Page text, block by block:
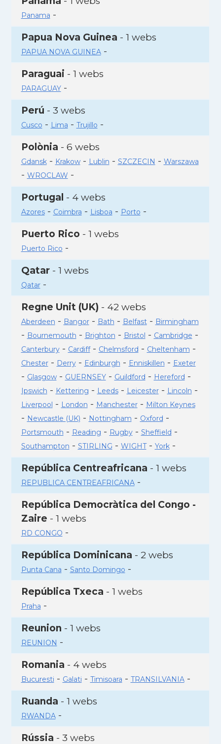
Panama -
Papua Nova Guinea - 1 webs
PAPUA NOVA GUINEA-
Paraguai - 1 webs
PARAGUAY-
Perú - 3 webs
Cusco - Lima - Trujillo -
Polònia - 6 webs
Gdansk- Krakow- Lublin - SZCZECIN - Warszawa
- WROCLAW -
Portugal - 4 webs
Azores- Coimbra - Lisboa - Porto -
Puerto Rico - 1 webs
Puerto Rico -
Qatar- 1 webs
Qatar-
Regne Unit (UK) - 42 webs
Aberdeen - Bangor- Bath - Belfast- Birmingham
- Bournemouth - Brighton - Bristol - Cambridge -
Canterbury- Cardiff- Chelmsford - Cheltenham -
Chester- Derry- Edinburgh - Enniskillen - Exeter
- Glasgow- GUERNSEY- Guildford - Hereford -
Ipswich - Kettering - Leeds- Leicester- Lincoln -
Liverpool - London - Manchester- Milton Keynes
- Newcastle (UK) - Nottingham - Oxford -
Portsmouth - Reading - Rugby- Sheffield -
Southampton - STIRLING - WIGHT- York-
República Centreafricana - 1 webs
REPUBLICA CENTREAFRICANA-
República Democràtica del Congo -
Zaire - 1 webs
RD CONGO -
República Dominicana - 2 webs
Punta Cana - Santo Domingo -
República Txeca - 1 webs
Praha -
Reunion - 1 webs
REUNION -
Romania - 4 webs
Bucuresti - Galati - Timisoara - TRANSILVANIA-
Ruanda - 1 webs
RWANDA-
Rússia - 3 webs